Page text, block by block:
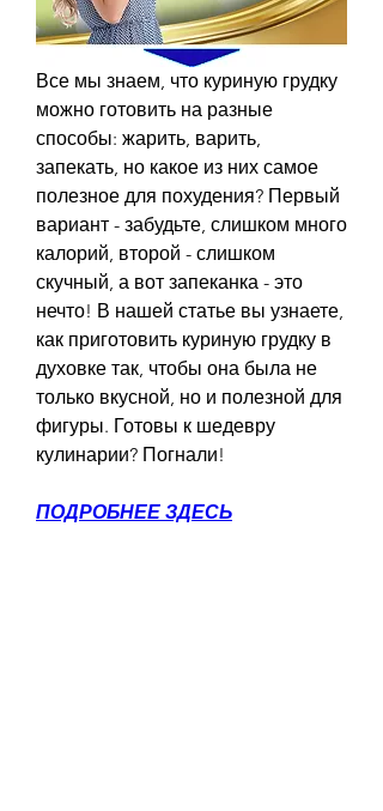
Все мы знаем, что куриную грудку
можно готовить на разные
способы: жарить, варить,
запекать, но какое из них самое
полезное для похудения? Первый
вариант - забудьте, слишком много
калорий, второй - слишком
скучный, а вот запеканка - это
нечто! В нашей статье вы узнаете,
как приготовить куриную грудку в
духовке так, чтобы она была не
только вкусной, но и полезной для
фигуры. Готовы к шедевру
кулинарии? Погнали!
ПОДРОБНЕЕ ЗДЕСЬ